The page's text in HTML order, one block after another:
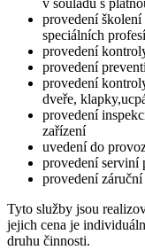
v souladu s
provedení školení
speciálních profesí
provedení
provedení
provedení
dveře,
provedení
zařízení
uvedení do
provedení
provedení
Tyto služby jsou
jejich cena je
druhu činnosti.